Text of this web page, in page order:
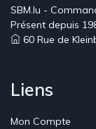
SBM.lu -
Présent depuis
60 Rue de
Liens
Mon Compte